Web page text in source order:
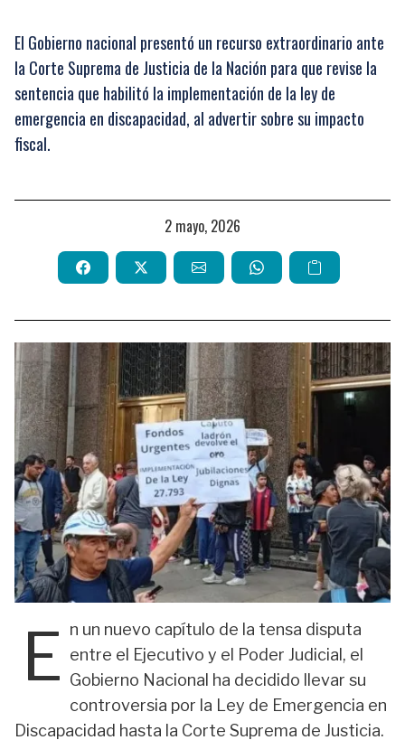
El Gobierno nacional presentó un recurso extraordinario ante
la Corte Suprema de Justicia de la Nación para que revise la
sentencia que habilitó la implementación de la ley de
emergencia en discapacidad, al advertir sobre su impacto
fiscal.
2 mayo, 2026
E n un nuevo capítulo de la tensa disputa
entre el Ejecutivo y el Poder Judicial, el
Gobierno Nacional ha decidido llevar su
controversia por la Ley de Emergencia en
Discapacidad hasta la Corte Suprema de Justicia.